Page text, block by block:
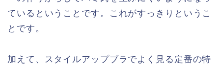
ているということです。これがすっきりというこ
とです。
加えて、スタイルアップブラでよく見る定番の特